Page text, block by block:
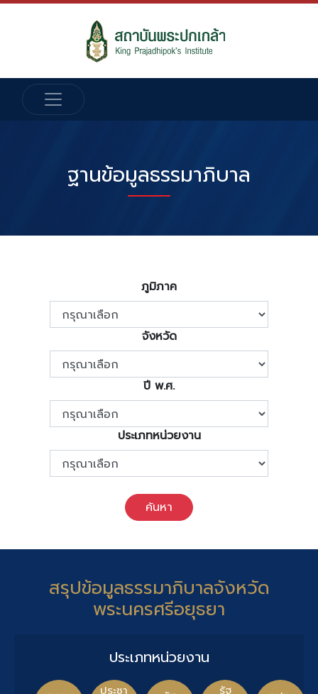
ฐานข้อมูลธรรมาภิบาล
ภูมิภาค
จังหวัด
ปี พ.ศ.
ประเภทหน่วยงาน
ค้นหา
สรุปข้อมูลธรรมาภิบาลจังหวัด
พระนครศรีอยุธยา
ประเภทหน่วยงาน
ประชา
รัฐ